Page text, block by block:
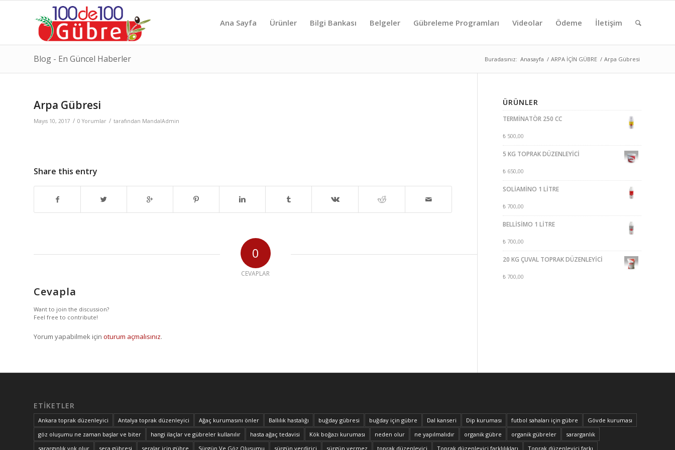
Ana Sayfa Ürünler Bilgi Bankası Belgeler Gübreleme Programları Videolar Ödeme İletişim
Blog - En Güncel Haberler Buradasınız: Anasayfa / ARPA İÇİN GÜBRE / Arpa Gübresi
Arpa Gübresi
Mayıs 10, 2017 / 0 Yorumlar / tarafından MandalAdmin
Share this entry
0
CEVAPLAR
Cevapla
Want to join the discussion?
Feel free to contribute!
Yorum yapabilmek için oturum açmalısınız.
ÜRÜNLER
TERMİNATÖR 250 CC
₺ 500,00
5 KG TOPRAK DÜZENLEYİCİ
₺ 650,00
SOLİAMİNO 1 LİTRE
₺ 700,00
BELLİSİMO 1 LİTRE
₺ 700,00
20 KG ÇUVAL TOPRAK DÜZENLEYİCİ
₺ 700,00
ETIKETLER
Ankara toprak düzenleyici Antalya toprak düzenleyici Ağaç kurumasını önler Ballılık hastalığı buğday gübresi buğday için gübre Dal kanseri Dip kuruması futbol sahaları için gübre
Gövde kuruması
göz oluşumu ne zaman başlar ve biter
hangi ilaçlar ve gübreler kullanılır hasta ağaç tedavisi Kök boğazı kuruması neden olur ne yapılmalıdır organik gübre organik gübreler
sararganlık
sarargınlık yok olur
sera gübresi seralar için gübre Sürgün Ve Göz Oluşumu sürgün verdirici sürgün vermez toprak düzenleyici Toprak düzenleyici farklılıkları Toprak düzenleyici farkı